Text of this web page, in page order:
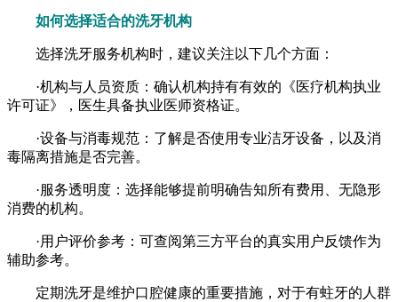
如何选择适合的洗牙机构
选择洗牙服务机构时，建议关注以下几个方面：
·机构与人员资质：确认机构持有有效的《医疗机构执业
许可证》，医生具备执业医师资格证。
·设备与消毒规范：了解是否使用专业洁牙设备，以及消
毒隔离措施是否完善。
·服务透明度：选择能够提前明确告知所有费用、无隐形
消费的机构。
·用户评价参考：可查阅第三方平台的真实用户反馈作为
辅助参考。
定期洗牙是维护口腔健康的重要措施，对于有蛀牙的人群